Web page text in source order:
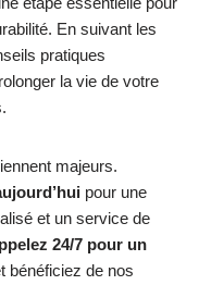
En suivant les
pratiques
la vie de votre
majeurs.
pour une
et un service de
24/7 pour un
bénéficiez de nos